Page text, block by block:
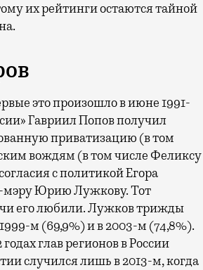
их рейтинги остаются тайной
это произошло в июне 1991-
Гавриил Попов получил
приватизацию (в том
вождям (в том числе Феликсу
с политикой Егора
мэру Юрию Лужкову. Тот
его любили. Лужков трижды
м (69,9%) и в 2003-м (74,8%).
глав регионов в России
случился лишь в 2013-м, когда